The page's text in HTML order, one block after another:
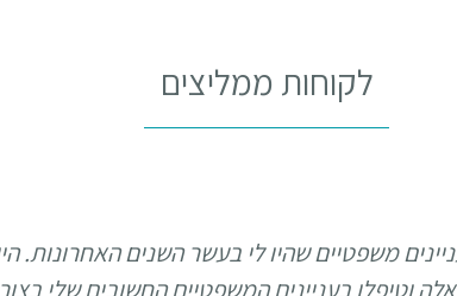
לקוחות ממליצים
משפטיים שהיו לי בעשר השנים האחרונות.
וטיפלו בעניינים המשפטיים החשובים שלי